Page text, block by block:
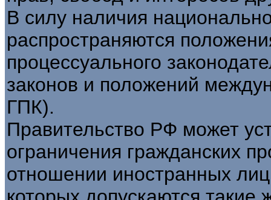
В силу наличия
распространяются
процессуального
законов и положений
ГПК).
Правительство РФ может
ограничения гражданских
отношении иностранных лиц